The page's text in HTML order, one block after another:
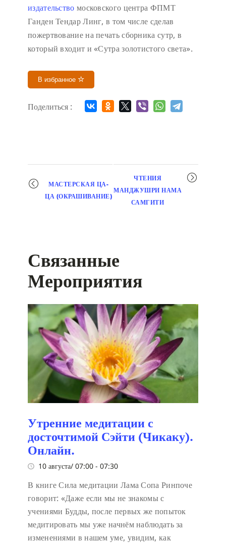
издательство московского центра ФПМТ
Ганден Тендар Линг, в том числе сделав
пожертвование на печать сборника сутр, в
который входит и «Сутра золотистого света».
В избранное
Поделиться :
Мероприятие
навигация
МАСТЕРСКАЯ ЦА-
ЦА (ОКРАШИВАНИЕ)
ЧТЕНИЯ
МАНДЖУШРИ НАМА
САМГИТИ
Связанные
Мероприятия
Утренние медитации с
досточтимой Сэйти (Чикаку).
Онлайн.
10 августа/ 07:00 - 07:30
В книге Сила медитации Лама Сопа Ринпоче
говорит: «Даже если мы не знакомы с
учениями Будды, после первых же попыток
медитировать мы уже начнём наблюдать за
изменениями в нашем уме, увидим, как